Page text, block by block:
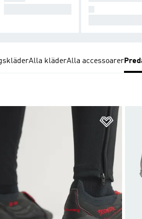
Alla kläderAlla accessoarer
önskelistan Lägg